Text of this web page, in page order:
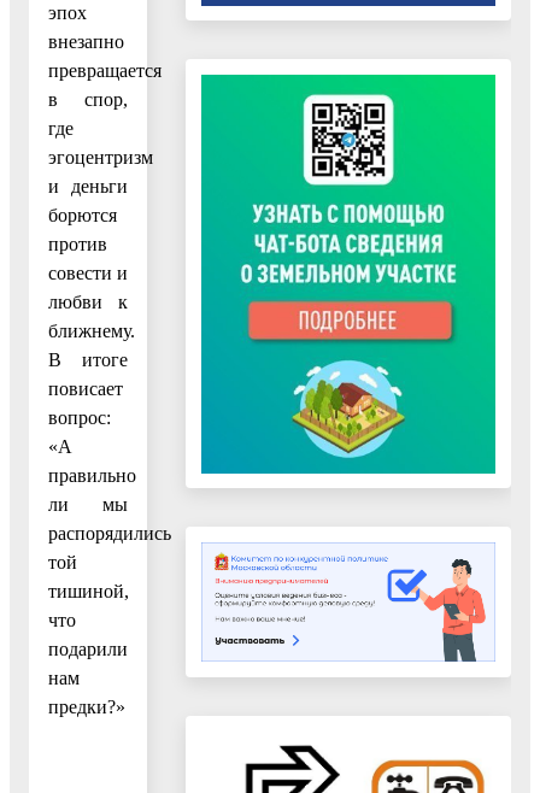
эпох
внезапно
превращается
в спор,
где
эгоцентризм
и деньги
борются
против
совести и
любви к
ближнему.
В итоге
повисает
вопрос:
«А
правильно
ли мы
распорядились
той
тишиной,
что
подарили
нам
предки?»